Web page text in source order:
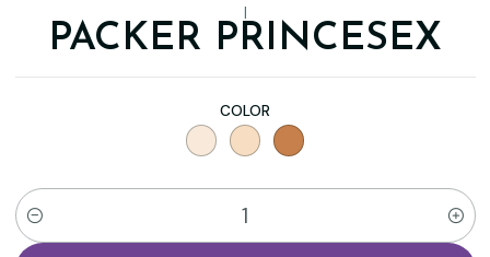
|
PACKER PRINCESEX
COLOR
Cantidad